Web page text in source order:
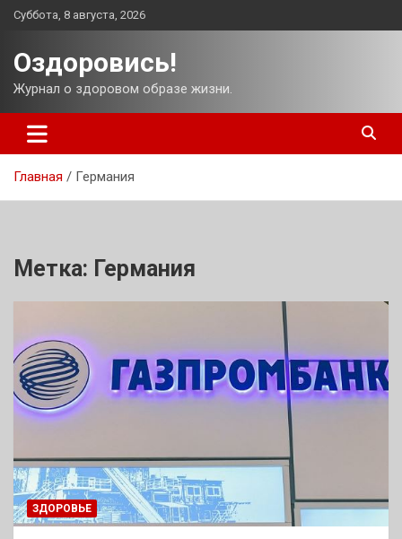
Перейти
Суббота, 8 августа, 2026
Оздоровись!
Журнал о здоровом образе жизни.
Главная Германия
Метка: Германия
ЗДОРОВЬЕ